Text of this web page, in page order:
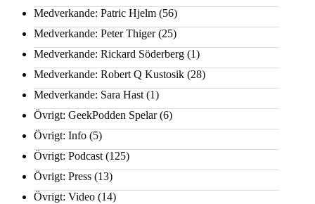
Medverkande: Patric Hjelm (56)
Medverkande: Peter Thiger(25)
Medverkande: Rickard Söderberg (1)
Medverkande: Robert Q Kustosik (28)
Medverkande: Sara Hast (1)
Övrigt: GeekPodden Spelar(6)
Övrigt: Info (5)
Övrigt: Podcast (125)
Övrigt: Press (13)
Övrigt: Video (14)